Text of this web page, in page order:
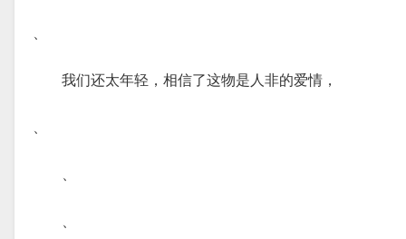
、
我们还太年轻，相信了这物是人非的爱情，
、
、
、